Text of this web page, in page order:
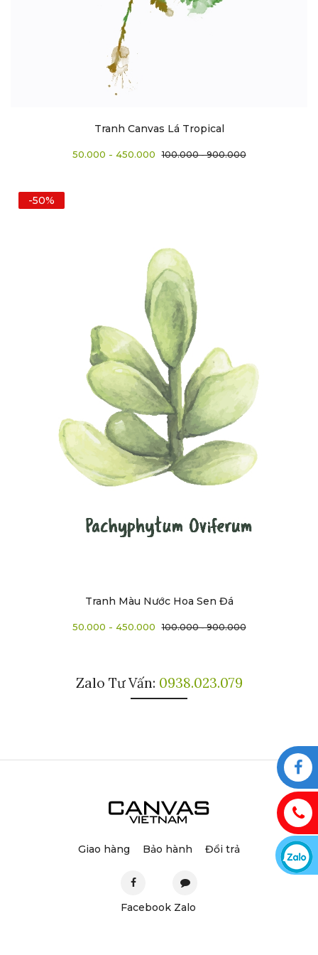
Tranh Canvas Lá Tropical
50.000 - 450.000 100.000 - 900.000
-50%
Tranh Màu Nước Hoa Sen Đá
50.000 - 450.000 100.000 - 900.000
Zalo Tư Vấn: 0938.023.079
Giao hàng Bảo hành Đổi trả
Facebook Zalo